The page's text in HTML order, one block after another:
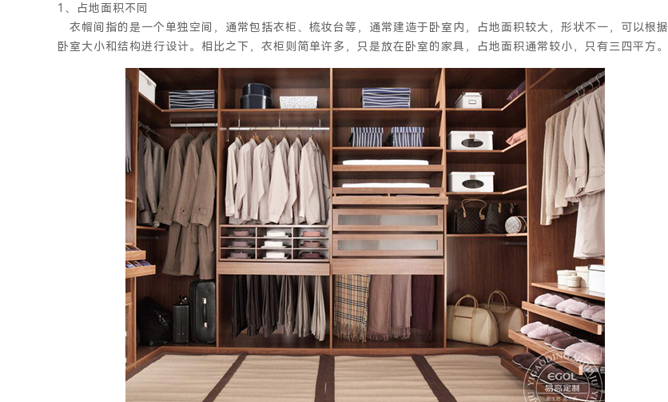
1、
占地面积不同
衣帽间指的是一个单独空间，通常包括衣柜、梳妆台等，通常建造于卧室内，占地面积较大，形状不一，可以根据
卧室大小和结构进行设计。相比之下，衣柜则简单许多，只是放在卧室的家具，占地面积通常较小，只有三四平方。